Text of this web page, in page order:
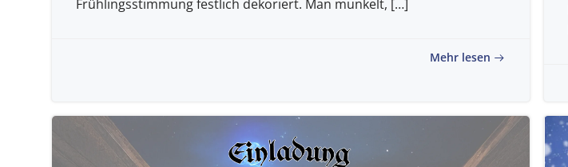
Frühlingsstimmung festlich dekoriert. Man munkelt, […]
Mehr lesen